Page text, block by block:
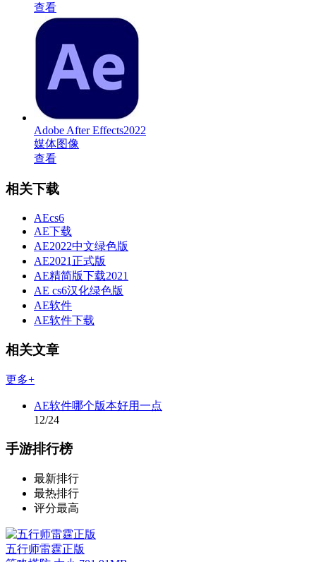
查看
Adobe After Effects2022
媒体图像
查看
相关下载
AEcs6
AE下载
AE2022中文绿色版
AE2021正式版
AE精简版下载2021
AE cs6汉化绿色版
AE软件
AE软件下载
相关文章
更多+
AE软件哪个版本好用一点
12/24
手游排行榜
最新排行
最热排行
评分最高
五行师雷霆正版